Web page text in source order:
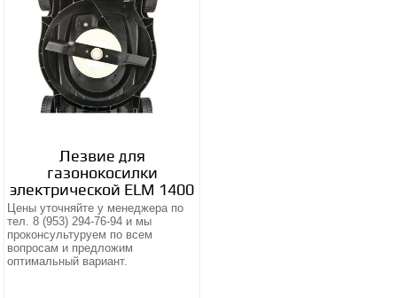
Лезвие для
газонокосилки
электрической ELM 1400
Цены уточняйте у менеджера по
тел. 8 (953) 294-76-94 и мы
проконсультуруем по всем
вопросам и предложим
оптимальный вариант.